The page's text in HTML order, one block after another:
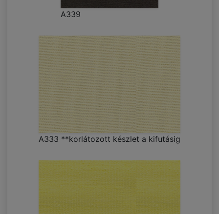
A339
A333 **korlátozott készlet a kifutásig